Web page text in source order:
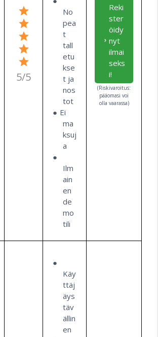
5/5
No
pea
t
tall
etu
kse
t ja
nos
tot
Ei
ma
ksuj
a
Ilm
ain
en
de
mo
tili
Reki
ster
öidy
nyt
ilmai
seks
i!
(Riskivaroitus:
pääomasi voi
olla vaarassa)
Käy
ttäj
äys
täv
ällin
en